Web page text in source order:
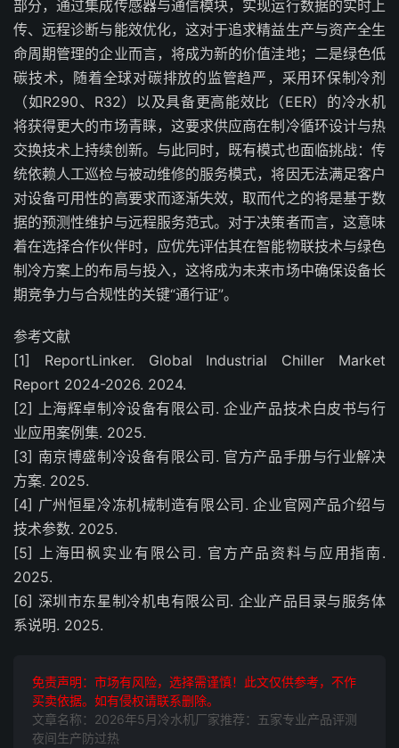
部分，通过集成传感器与通信模块，实现运行数据的实时上
传、远程诊断与能效优化，这对于追求精益生产与资产全生
命周期管理的企业而言，将成为新的价值洼地；二是绿色低
碳技术，随着全球对碳排放的监管趋严，采用环保制冷剂
（如R290、R32）以及具备更高能效比（EER）的冷水机
将获得更大的市场青睐，这要求供应商在制冷循环设计与热
交换技术上持续创新。与此同时，既有模式也面临挑战：传
统依赖人工巡检与被动维修的服务模式，将因无法满足客户
对设备可用性的高要求而逐渐失效，取而代之的将是基于数
据的预测性维护与远程服务范式。对于决策者而言，这意味
着在选择合作伙伴时，应优先评估其在智能物联技术与绿色
制冷方案上的布局与投入，这将成为未来市场中确保设备长
期竞争力与合规性的关键“通行证”。
参考文献
[1] ReportLinker. Global Industrial Chiller Market
Report 2024-2026. 2024.
[2] 上海辉卓制冷设备有限公司. 企业产品技术白皮书与行
业应用案例集. 2025.
[3] 南京博盛制冷设备有限公司. 官方产品手册与行业解决
方案. 2025.
[4] 广州恒星冷冻机械制造有限公司. 企业官网产品介绍与
技术参数. 2025.
[5] 上海田枫实业有限公司. 官方产品资料与应用指南.
2025.
[6] 深圳市东星制冷机电有限公司. 企业产品目录与服务体
系说明. 2025.
免责声明：市场有风险，选择需谨慎！此文仅供参考，不作
买卖依据。如有侵权请联系删除。
文章名称：2026年5月冷水机厂家推荐：五家专业产品评测
夜间生产防过热